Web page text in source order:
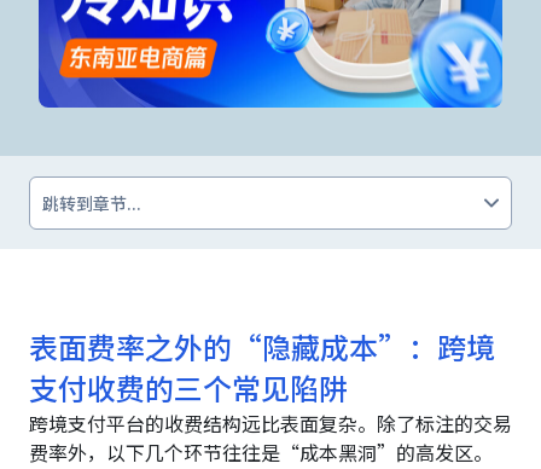
跳转到章节...
表面费率之外的“隐藏成本”：跨境
支付收费的三个常见陷阱
跨境支付平台的收费结构远比表面复杂。除了标注的交易
费率外，以下几个环节往往是“成本黑洞”的高发区。